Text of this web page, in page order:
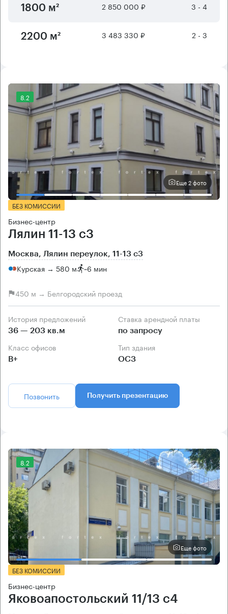
1800 м² 2 850 000 ₽ 3 - 4
2200 м² 3 483 330 ₽ 2 - 3
8.2
Еще 2 фото
БЕЗ КОМИССИИ
Бизнес-центр
Лялин 11-13 с3
Москва, Лялин переулок, 11-13 с3
Курская → 580 м ~6 мин
450 м → Белгородский проезд
История предложений
36 — 203 кв.м
Ставка арендной платы
по запросу
Класс офисов
B+
Тип здания
ОСЗ
Позвонить Получить презентацию
8.2
Еще фото
БЕЗ КОМИССИИ
Бизнес-центр
Яковоапостольский 11/13 с4